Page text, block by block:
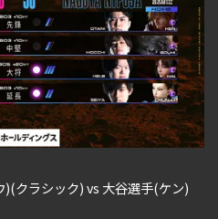
クラシック) vs 大谷選手(ケン)